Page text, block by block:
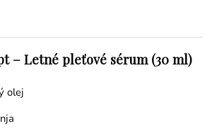
– Letné pleťové sérum (30 ml)
olej